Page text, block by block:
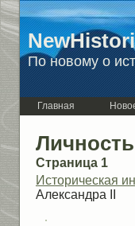
По новому о
Главная
Страница 1
Историческая
Александра II